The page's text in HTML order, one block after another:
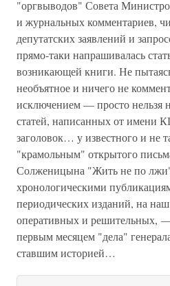
"оргвыводов" Совета
и журнальных комментариев,
депутатских заявлений и
прямо-таки напрашивалась
возникающей книги. Не
необъятное и ничего не
исключением — просто нельзя
статей, написанных от имени
заголовок… у известного и не
"крамольным" открытого
Солженицына "Жить не по
хронологическими
периодических изданий, на наш
оперативных и решительных,
первым месяцем "дела"
ставшим историей…